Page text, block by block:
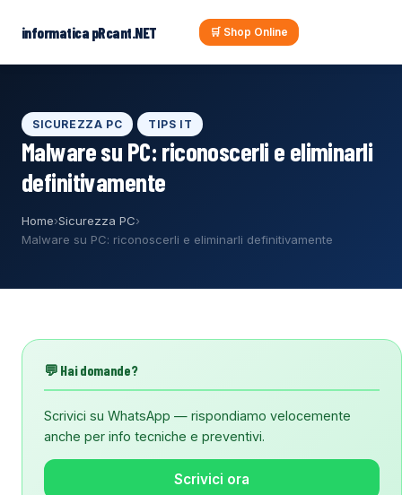
contenuto
informatica pRcant.NET 🛒 Shop Online
SICUREZZA PC TIPS IT
Malware su PC: riconoscerli e eliminarli
definitivamente
Home›Sicurezza PC›
Malware su PC: riconoscerli e eliminarli definitivamente
💬 Hai domande?
Scrivici su WhatsApp — rispondiamo velocemente
anche per info tecniche e preventivi.
Scrivici ora